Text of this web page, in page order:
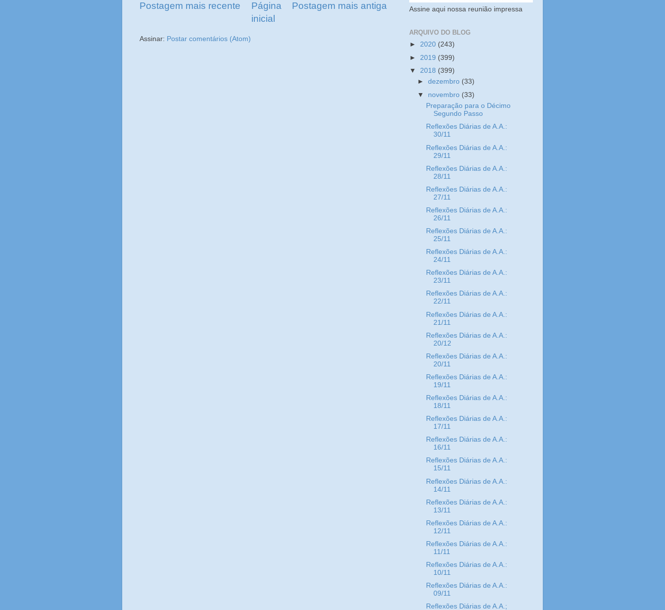
Postagem mais recente Postagem mais antiga
Página
inicial
Assinar: Postar comentários (Atom)
Assine aqui nossa reunião impressa
ARQUIVO DO BLOG
► 2020 (243)
► 2019 (399)
▼ 2018 (399)
►dezembro (33)
▼ novembro (33)
Preparação para o Décimo
Segundo Passo
Reflexões Diárias de A.A.:
30/11
Reflexões Diárias de A.A.:
29/11
Reflexões Diárias de A.A.:
28/11
Reflexões Diárias de A.A.:
27/11
Reflexões Diárias de A.A.:
26/11
Reflexões Diárias de A.A.:
25/11
Reflexões Diárias de A.A.:
24/11
Reflexões Diárias de A.A.:
23/11
Reflexões Diárias de A.A.:
22/11
Reflexões Diárias de A.A.:
21/11
Reflexões Diárias de A.A.:
20/12
Reflexões Diárias de A.A.:
20/11
Reflexões Diárias de A.A.:
19/11
Reflexões Diárias de A.A.:
18/11
Reflexões Diárias de A.A.:
17/11
Reflexões Diárias de A.A.:
16/11
Reflexões Diárias de A.A.:
15/11
Reflexões Diárias de A.A.:
14/11
Reflexões Diárias de A.A.:
13/11
Reflexões Diárias de A.A.:
12/11
Reflexões Diárias de A.A.:
11/11
Reflexões Diárias de A.A.:
10/11
Reflexões Diárias de A.A.:
09/11
Reflexões Diárias de A.A.;